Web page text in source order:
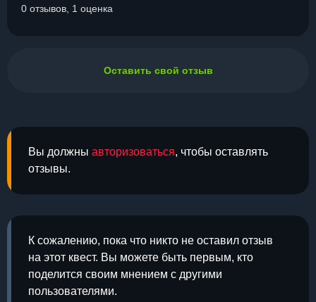
Вы должны авторизоваться, чтобы оставлять
отзывы.
К сожалению, пока что никто не оставил отзыв
на этот квест. Вы можете быть первым, кто
поделится своим мнением с другими
пользователями.
0 отзывов, 1 оценка
Оставить свой отзыв